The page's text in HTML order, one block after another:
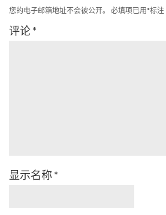
您的电子邮箱地址不会被公开。 必填项已用*标注
评论*
显示名称 *